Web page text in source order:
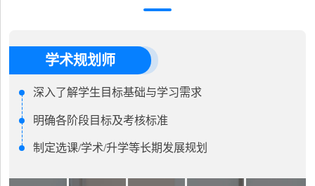
学术规划师
深入了解学生目标基础与学习需求
明确各阶段目标及考核标准
制定选课/学术/升学等长期发展规划